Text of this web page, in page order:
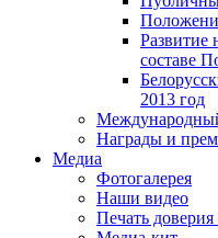
Развитие
составе
2013 год
Награды и
Медиа
Фотогалерея
Наши видео
Печать